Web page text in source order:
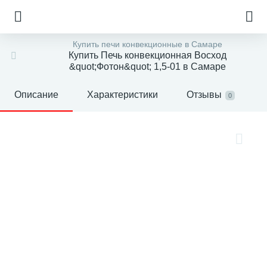
Купить печи конвекционные в Самаре
Купить Печь конвекционная Восход
&quot;Фотон&quot; 1,5-01 в Самаре
Описание Характеристики Отзывы 0